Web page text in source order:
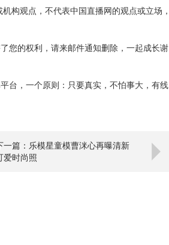
构观点，不代表中国直播网的观点或立场，
您的权利，请来邮件通知删除，一起成长谢
台，一个原则：只要真实，不怕事大，有线
一篇：乐模星童模曹洣心再曝清新
爱时尚照